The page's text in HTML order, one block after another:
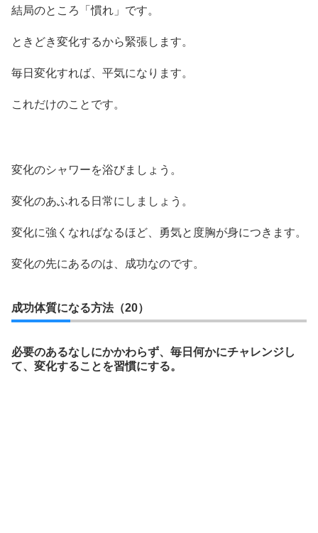
結局のところ「慣れ」です。
ときどき変化するから緊張します。
毎日変化すれば、平気になります。
これだけのことです。
変化のシャワーを浴びましょう。
変化のあふれる日常にしましょう。
変化に強くなればなるほど、勇気と度胸が身につきます。
変化の先にあるのは、成功なのです。
成功体質になる方法（20）
必要のあるなしにかかわらず、毎日何かにチャレンジし
て、変化することを習慣にする。